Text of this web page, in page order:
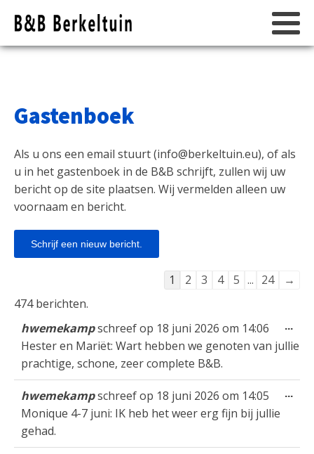
Gastenboek
Als u ons een email stuurt (info@berkeltuin.eu), of als
u in het gastenboek in de B&B schrijft, zullen wij uw
bericht op de site plaatsen. Wij vermelden alleen uw
voornaam en bericht.
Navigatie
gastenboek-
lijst
1 2 3 4 5 ... 24
→
474 berichten.
hwemekampschreef op 18 juni 2026 om 14:06
Hester en Mariët: Wart hebben we genoten van jullie
prachtige, schone, zeer complete B&B.
...
hwemekampschreef op 18 juni 2026 om 14:05
Monique 4-7 juni: IK heb het weer erg fijn bij jullie
gehad.
...